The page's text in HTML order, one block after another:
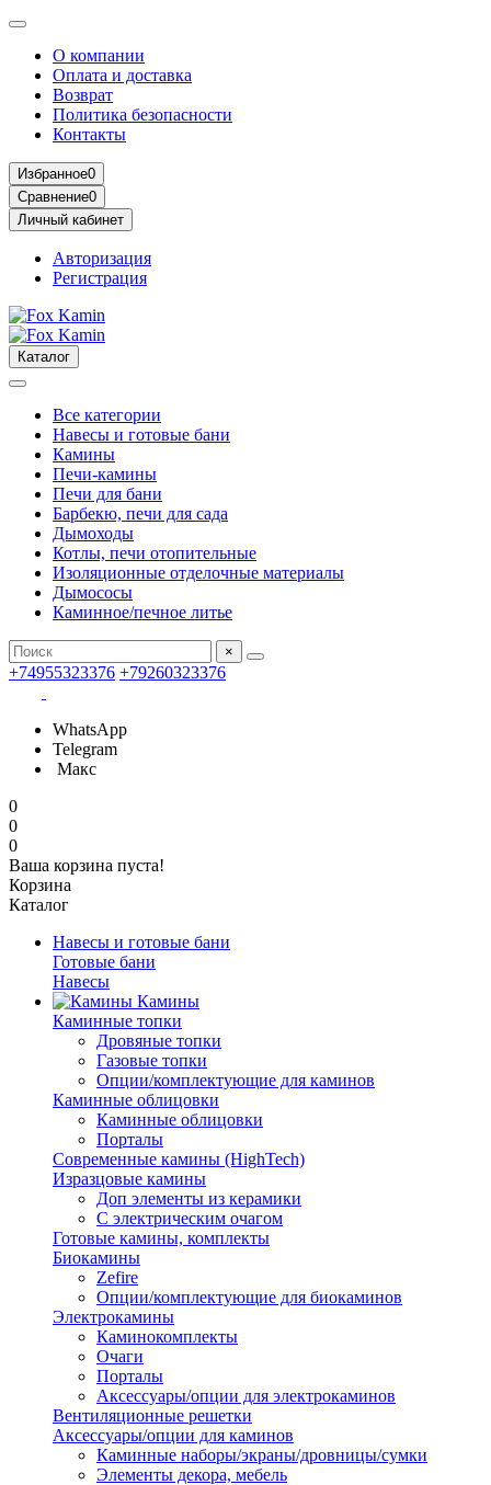
О компании
Оплата и доставка
Возврат
Политика безопасности
Контакты
Избранное0
Сравнение0
Личный кабинет
Авторизация
Регистрация
Каталог
Все категории
Навесы и готовые бани
Камины
Печи-камины
Печи для бани
Барбекю, печи для сада
Дымоходы
Котлы, печи отопительные
Изоляционные отделочные материалы
Дымососы
Каминное/печное литье
×
+74955323376 +79260323376
WhatsApp
Telegram
Макс
0
0
0
Ваша корзина пуста!
Корзина
Каталог
Навесы и готовые бани
Готовые бани
Навесы
Камины
Каминные топки
Дровяные топки
Газовые топки
Опции/комплектующие для каминов
Каминные облицовки
Каминные облицовки
Порталы
Современные камины (HighTech)
Изразцовые камины
Доп элементы из керамики
С электрическим очагом
Готовые камины, комплекты
Биокамины
Zefire
Опции/комплектующие для биокаминов
Электрокамины
Каминокомплекты
Очаги
Порталы
Аксессуары/опции для электрокаминов
Вентиляционные решетки
Аксессуары/опции для каминов
Каминные наборы/экраны/дровницы/сумки
Элементы декора, мебель